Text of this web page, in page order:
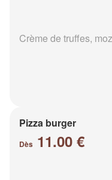
Crème de truffes,
Pizza burger
Dès 11.00 €